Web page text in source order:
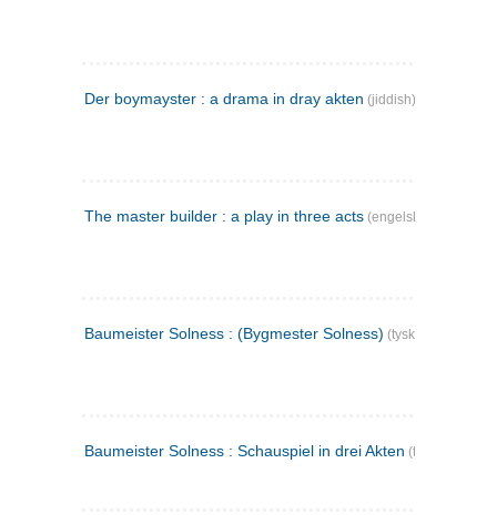
Der boymayster : a drama in dray akten (jiddish)
The master builder : a play in three acts (engelsk)
Baumeister Solness : (Bygmester Solness) (tysk)
Baumeister Solness : Schauspiel in drei Akten (tysk)